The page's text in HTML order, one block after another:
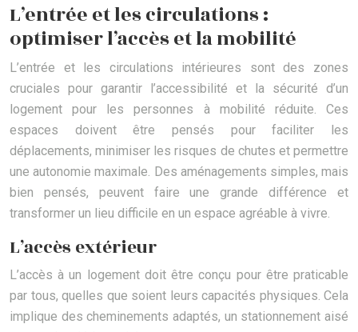
L’entrée et les circulations :
optimiser l’accès et la mobilité
L’entrée et les circulations intérieures sont des zones
cruciales pour garantir l’accessibilité et la sécurité d’un
logement pour les personnes à mobilité réduite. Ces
espaces doivent être pensés pour faciliter les
déplacements, minimiser les risques de chutes et permettre
une autonomie maximale. Des aménagements simples, mais
bien pensés, peuvent faire une grande différence et
transformer un lieu difficile en un espace agréable à vivre.
L’accès extérieur
L’accès à un logement doit être conçu pour être praticable
par tous, quelles que soient leurs capacités physiques. Cela
implique des cheminements adaptés, un stationnement aisé